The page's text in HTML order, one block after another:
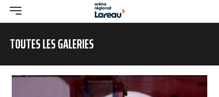
TOUTES LES GALERIES